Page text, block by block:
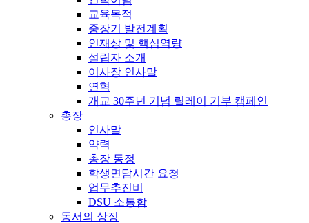
교육목적
중장기 발전계획
인재상 및 핵심역량
설립자 소개
이사장 인사말
연혁
개교 30주년 기념 릴레이 기부 캠페인
총장
인사말
약력
총장 동정
학생면담시간 요청
업무추진비
DSU 소통함
동서의 상징